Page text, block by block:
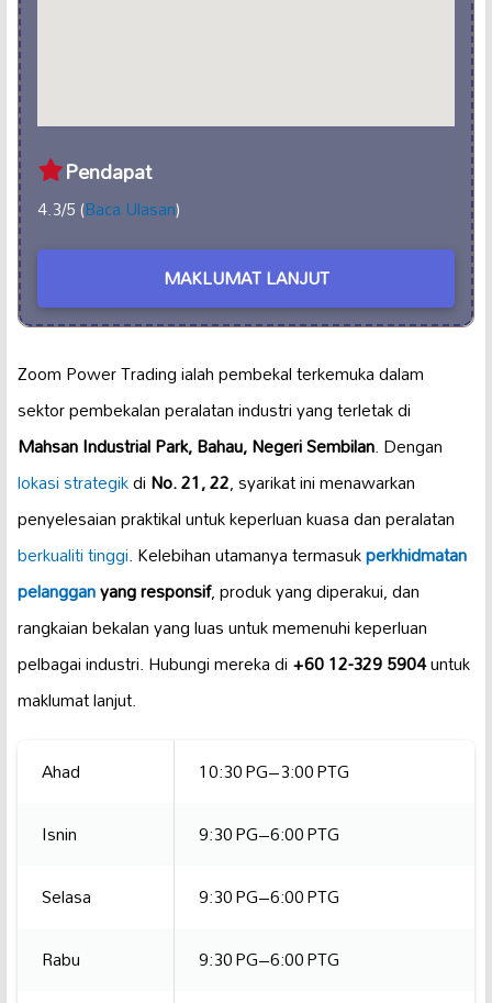
Pendapat
4.3/5 (Baca Ulasan)
MAKLUMAT LANJUT
Zoom Power Trading ialah pembekal terkemuka dalam
sektor pembekalan peralatan industri yang terletak di
Mahsan Industrial Park, Bahau, Negeri Sembilan. Dengan
lokasi strategikdiNo. 21, 22, syarikat ini menawarkan
penyelesaian praktikal untuk keperluan kuasa dan peralatan
berkualiti tinggi. Kelebihan utamanya termasukperkhidmatan
pelangganyang responsif, produk yang diperakui, dan
rangkaian bekalan yang luas untuk memenuhi keperluan
pelbagai industri. Hubungi mereka di+60 12-329 5904untuk
maklumat lanjut.
Ahad
10:30 PG–3:00 PTG
Isnin
9:30 PG–6:00 PTG
Selasa
9:30 PG–6:00 PTG
Rabu
9:30 PG–6:00 PTG